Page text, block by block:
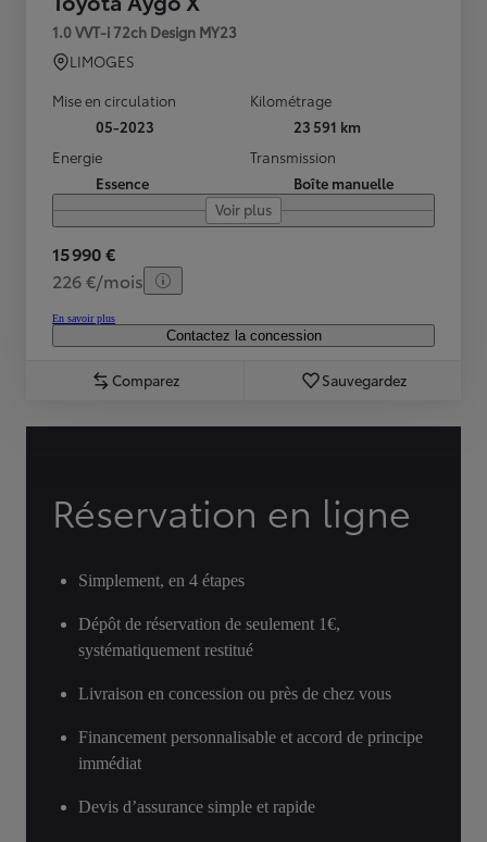
1.0 VVT-i 72ch Design MY23
LIMOGES
Mise en circulation
05-2023
Kilométrage
23 591 km
Energie
Essence
Transmission
Boîte manuelle
Voir plus
15 990 €
226 €/mois
En savoir plus
Contactez la concession
Comparez Sauvegardez
Réservation en ligne
Simplement, en 4 étapes
Dépôt de réservation de seulement 1€,
systématiquement restitué
Livraison en concession ou près de chez vous
Financement personnalisable et accord de principe
immédiat
Devis d’assurance simple et rapide